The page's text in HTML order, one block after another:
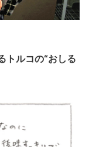
トルコの“おしる